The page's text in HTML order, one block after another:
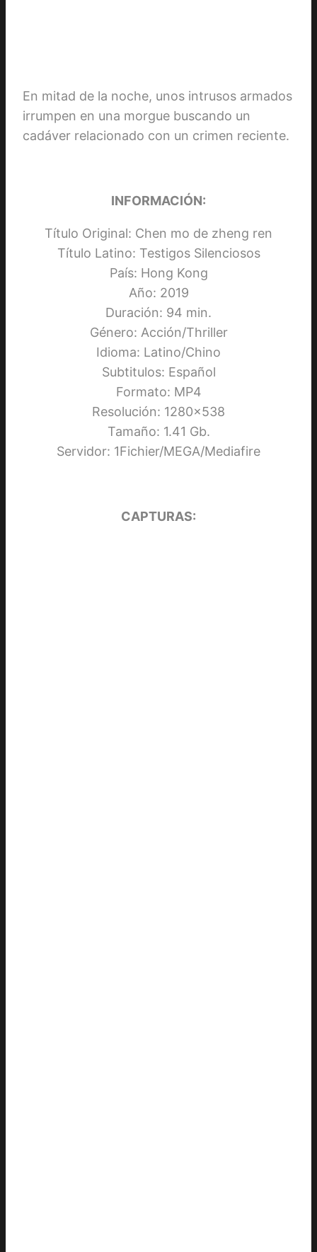
En mitad de la noche, unos intrusos armados
irrumpen en una morgue buscando un
cadáver relacionado con un crimen reciente.
INFORMACIÓN:
Título Original: Chen mo de zheng ren
Título Latino: Testigos Silenciosos
País: Hong Kong
Año: 2019
Duración: 94 min.
Género: Acción/Thriller
Idioma: Latino/Chino
Subtitulos: Español
Formato: MP4
Resolución: 1280×538
Tamaño: 1.41 Gb.
Servidor: 1Fichier/MEGA/Mediafire
CAPTURAS: